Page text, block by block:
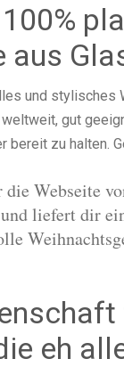
aus
und stylisches
gut
bereit zu halten.
Webseite
liefert dir
eh